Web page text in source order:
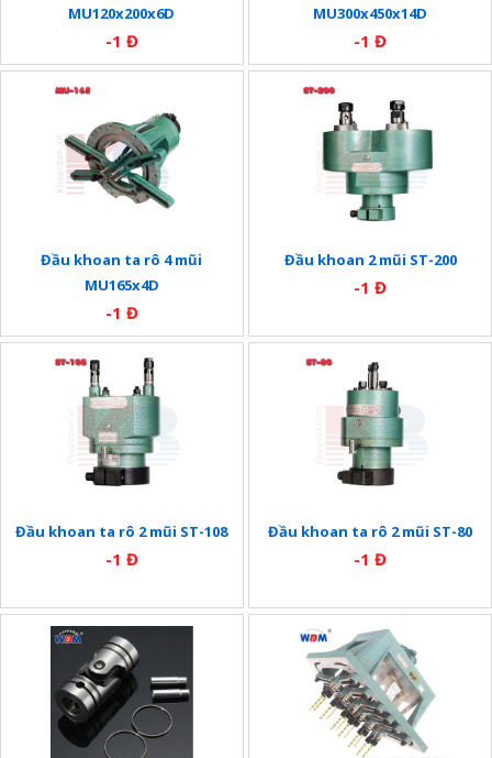
MU120x200x6D
-1 Đ
MU300x450x14D
-1 Đ
Đầu khoan ta rô 4 mũi
MU165x4D
-1 Đ
Đầu khoan 2 mũi ST-200
-1 Đ
Đầu khoan ta rô 2 mũi ST-108
-1 Đ
Đầu khoan ta rô 2 mũi ST-80
-1 Đ